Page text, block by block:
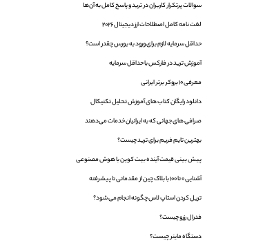
سوالات پرتکرار کاربران در ترید و پاسخ کامل به آن‌ها
لغت نامه کامل اصطلاحات ارز دیجیتال 2026
حداقل سرمایه لازم برای ورود به بورس چقدر است؟
آموزش ترید در فارکس با حداقل سرمایه
معرفی 10 بروکر برتر ایرانی
دانلود رایگان کتاب های آموزش تحلیل تکنیکال
صرافی های جهانی که به ایرانیان خدمات می‌دهند
بهترین تایم فریم برای ترید چیست؟
پیش بینی قیمت آینده بیت کوین با هوش مصنوعی
آشنایی 0 تا 100 با بلاک‌ چین از مقدماتی تا پیشرفته
تریل کردن استاپ لاس چگونه انجام می شود؟
فدرال رزرو چیست؟
دستگاه ماینر چیست؟